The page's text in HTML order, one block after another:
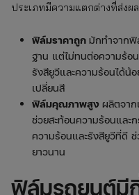
ประเภทมีความแตกต่างที่ส่ง
ฟิล์มราคาถูก มักทำจากฟิ
ฐาน แต่ไม่ทนต่อความร้อ
รังสียูวีและความร้อนได้น้
เปลี่ยนสี
ฟิล์มคุณภาพสูง ผลิตจาก
ช่วยสะท้อนความร้อนและ
ความร้อนและรังสียูวีที่ดี
ยาวนาน
ฟิล์มรถยนต์มี